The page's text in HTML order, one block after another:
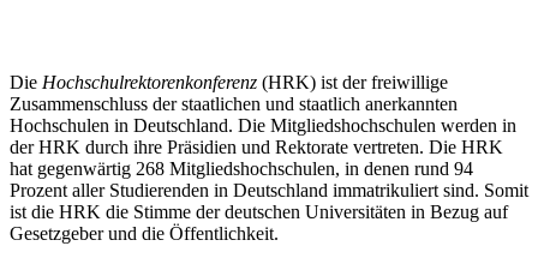
Die Hochschulrektorenkonferenz (HRK) ist der freiwillige
Zusammenschluss der staatlichen und staatlich anerkannten
Hochschulen in Deutschland. Die Mitgliedshochschulen werden in
der HRK durch ihre Präsidien und Rektorate vertreten. Die HRK
hat gegenwärtig 268 Mitgliedshochschulen, in denen rund 94
Prozent aller Studierenden in Deutschland immatrikuliert sind. Somit
ist die HRK die Stimme der deutschen Universitäten in Bezug auf
Gesetzgeber und die Öffentlichkeit.